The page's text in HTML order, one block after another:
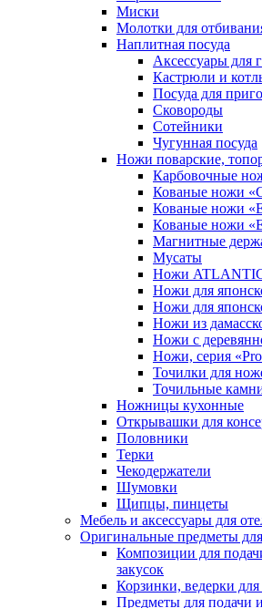
Миски
Молотки для
Наплитная посуда
Аксессуары для
Кастрюли и
Посуда для
Сковороды
Сотейники
Чугунная посуда
Ножи поварские,
Карбовочные
Кованые ножи
Кованые ножи
Кованые ножи
Магнитные
Мусаты
Ножи
Ножи для
Ножи для
Ножи из
Ножи с
Ножи, серия
Точилки для
Точильные
Ножницы кухонные
Открывашки для
Половники
Терки
Чекодержатели
Шумовки
Щипцы, пинцеты
Мебель и аксессуары для
Оригинальные предметы
Композиции для
закусок
Корзинки, ведерки
Предметы для подачи